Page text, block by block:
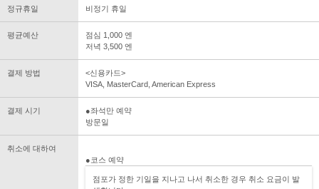
정규휴일 비정기 휴일
평균예산
점심 1,000 엔
저녁 3,500 엔
결제 방법
<신용카드>
VISA, MasterCard, American Express
결제 시기
●좌석만 예약
방문일
취소에 대하여
●코스 예약
점포가 정한 기일을 지나고 나서 취소한 경우 취소 요금이 발